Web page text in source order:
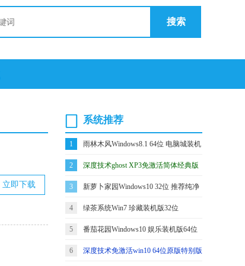
搜索
立即下载
系统推荐
1 雨林木风Windows8.1 64位 电脑城装机
版 2021.06
2 深度技术ghost XP3免激活简体经典版
v2021.12
3 新萝卜家园Windows10 32位 推荐纯净
版 2021.04
4 绿茶系统Win7 珍藏装机版32位
2021.04
5 番茄花园Windows10 娱乐装机版64位
2021.06
6 深度技术免激活win10 64位原版特别版